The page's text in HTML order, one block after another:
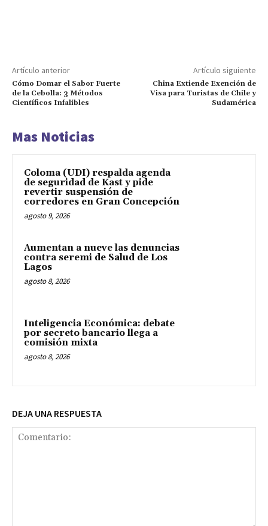
Artículo anterior
Cómo Domar el Sabor Fuerte
de la Cebolla: 3 Métodos
Científicos Infalibles
Artículo siguiente
China Extiende Exención de
Visa para Turistas de Chile y
Sudamérica
Mas Noticias
Coloma (UDI) respalda agenda
de seguridad de Kast y pide
revertir suspensión de
corredores en Gran Concepción
agosto 9, 2026
Aumentan a nueve las denuncias
contra seremi de Salud de Los
Lagos
agosto 8, 2026
Inteligencia Económica: debate
por secreto bancario llega a
comisión mixta
agosto 8, 2026
DEJA UNA RESPUESTA